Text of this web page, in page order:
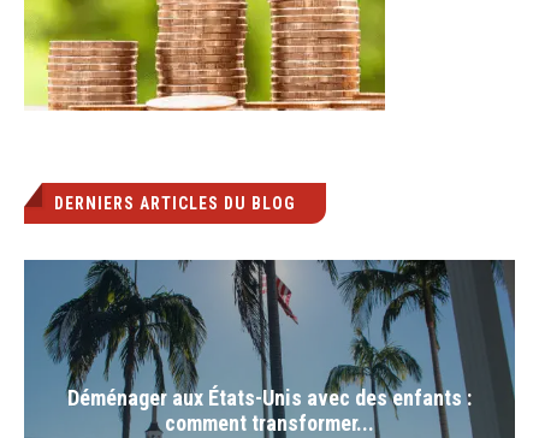
DERNIERS ARTICLES DU BLOG
Déménager aux États-Unis avec des enfants :
comment transformer...